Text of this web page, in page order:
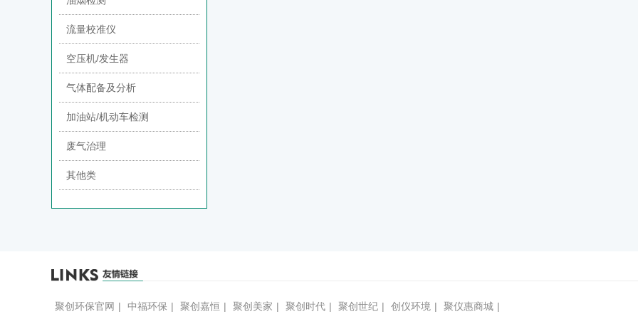
流量校准仪
空压机/发生器
气体配备及分析
加油站/机动车检测
废气治理
其他类
聚创环保官网 | 中福环保 | 聚创嘉恒 | 聚创美家 | 聚创时代 | 聚创世纪 | 创仪环境 | 聚仪惠商城 |